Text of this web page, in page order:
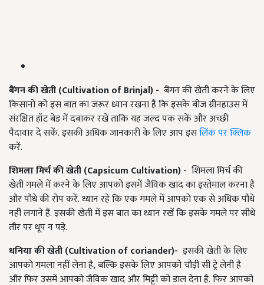
बैंगन की खेती(Cultivation of Brinjal) - बैंगन की खेती करने के लिए
किसानों को इस बात का जरूर ध्यान रखना है कि इसके बीज ग्रीनहाउस में
संरक्षित हॉट बेड में दबाकर रखें ताकि यह जल्द पक सकें और अच्छी
पैदावार दे सकें. इसकी अधिक जानकारी के लिए आप इसलिंक पर क्लिक
करें.
शिमला मिर्च की खेती(Capsicum Cultivation) - शिमला मिर्च की
खेती गमले में करने के लिए आपको इसमें जैविक खाद का इस्तेमाल करना है
और पौधे की रोप करें. ध्यान रहे कि एक गमले में आपको एक से अधिक पौधे
नहीं लगाने हैं. इसकी खेती में इस बात का ध्यान रखें कि इसके गमले पर सीधे
तौर पर धूप न पड़े.
धनिया की खेती(Cultivation of coriander)- इसकी खेती के लिए
आपको गमला नहीं लेना है, बल्कि इसके लिए आपको चौड़ी सी ट्रे लेनी है
और फिर उसमें आपको जैविक खाद और मिट्टी को डाल देना है. फिर आपको